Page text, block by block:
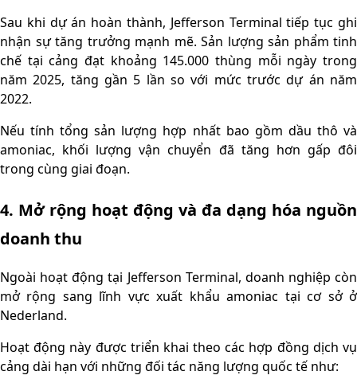
Sau khi dự án hoàn thành, Jefferson Terminal tiếp tục ghi
nhận sự tăng trưởng mạnh mẽ. Sản lượng sản phẩm tinh
chế tại cảng đạt khoảng 145.000 thùng mỗi ngày trong
năm 2025, tăng gần 5 lần so với mức trước dự án năm
2022.
Nếu tính tổng sản lượng hợp nhất bao gồm dầu thô và
amoniac, khối lượng vận chuyển đã tăng hơn gấp đôi
trong cùng giai đoạn.
4. Mở rộng hoạt động và đa dạng hóa nguồn
doanh thu
Ngoài hoạt động tại Jefferson Terminal, doanh nghiệp còn
mở rộng sang lĩnh vực xuất khẩu amoniac tại cơ sở ở
Nederland.
Hoạt động này được triển khai theo các hợp đồng dịch vụ
cảng dài hạn với những đối tác năng lượng quốc tế như: